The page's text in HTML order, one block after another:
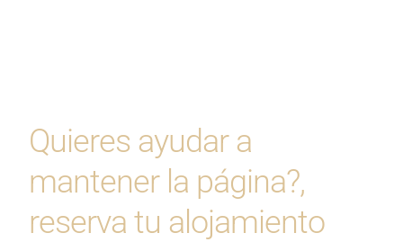
Quieres ayudar a
mantener la página?,
reserva tu alojamiento